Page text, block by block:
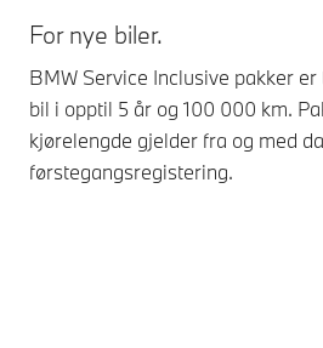
For nye biler.
BMW Service Inclusive pakker
bil i opptil 5 år og 100 000 km.
kjørelengde gjelder fra og med
førstegangsregistering.